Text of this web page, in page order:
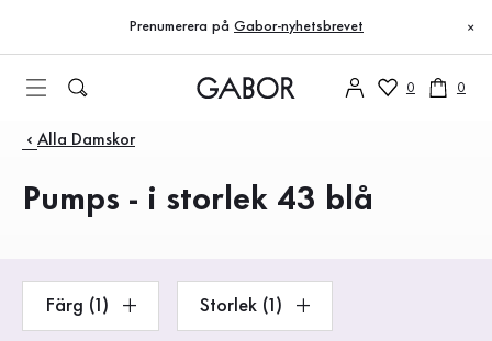
Till innehållsförteckning
Till huvudnavigation
Prenumerera på Gabor-nyhetsbrevet ×
0 0
Produkter
Alla Damskor
Pumps - i storlek 43 blå
Färg (1) Storlek (1)